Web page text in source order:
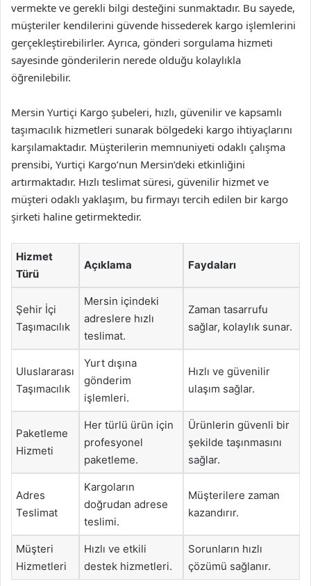
vermekte ve gerekli bilgi desteğini sunmaktadır. Bu sayede,
müşteriler kendilerini güvende hissederek kargo işlemlerini
gerçekleştirebilirler. Ayrıca, gönderi sorgulama hizmeti
sayesinde gönderilerin nerede olduğu kolaylıkla
öğrenilebilir.
Mersin Yurtiçi Kargo şubeleri, hızlı, güvenilir ve kapsamlı
taşımacılık hizmetleri sunarak bölgedeki kargo ihtiyaçlarını
karşılamaktadır. Müşterilerin memnuniyeti odaklı çalışma
prensibi, Yurtiçi Kargo’nun Mersin’deki etkinliğini
artırmaktadır. Hızlı teslimat süresi, güvenilir hizmet ve
müşteri odaklı yaklaşım, bu firmayı tercih edilen bir kargo
şirketi haline getirmektedir.
Hizmet
Türü
Açıklama Faydaları
Şehir İçi
Taşımacılık
Mersin içindeki
adreslere hızlı
teslimat.
Zaman tasarrufu
sağlar, kolaylık sunar.
Uluslararası
Taşımacılık
Yurt dışına
gönderim
işlemleri.
Hızlı ve güvenilir
ulaşım sağlar.
Paketleme
Hizmeti
Her türlü ürün için
profesyonel
paketleme.
Ürünlerin güvenli bir
şekilde taşınmasını
sağlar.
Adres
Teslimat
Kargoların
doğrudan adrese
teslimi.
Müşterilere zaman
kazandırır.
Müşteri
Hizmetleri
Hızlı ve etkili
destek hizmetleri.
Sorunların hızlı
çözümü sağlanır.